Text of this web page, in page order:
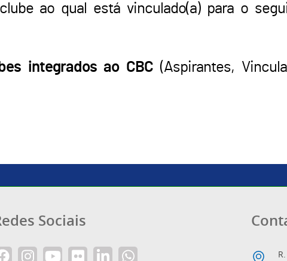
ao qual está vinculado(a) para o
integrados ao CBC (Aspirantes,
Sociais